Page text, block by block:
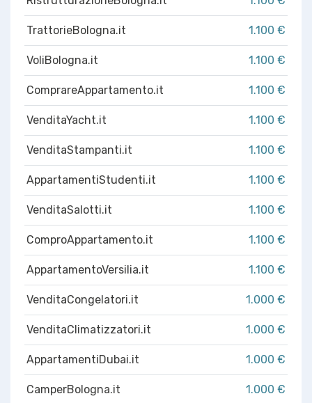
TrattorieBologna.it 1.100 €
VoliBologna.it 1.100 €
ComprareAppartamento.it 1.100 €
VenditaYacht.it 1.100 €
VenditaStampanti.it 1.100 €
AppartamentiStudenti.it 1.100 €
VenditaSalotti.it 1.100 €
ComproAppartamento.it 1.100 €
AppartamentoVersilia.it 1.100 €
VenditaCongelatori.it 1.000 €
VenditaClimatizzatori.it 1.000 €
AppartamentiDubai.it 1.000 €
CamperBologna.it 1.000 €